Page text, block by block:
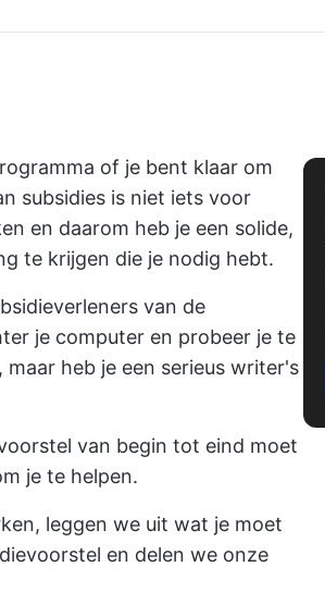
of je bent klaar om
subsidies is niet iets voor
en daarom heb je een solide,
te krijgen die je nodig hebt.
van de
je computer en probeer je te
heb je een serieus writer's
van begin tot eind moet
je te helpen.
leggen we uit wat je moet
en delen we onze